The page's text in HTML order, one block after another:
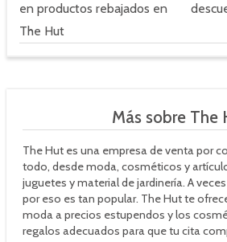
en productos rebajados en
The Hut
Más sobre The
The Hut es una empresa de venta por
todo, desde moda, cosméticos y
juguetes y material de jardinería. A
por eso es tan popular. The Hut te
moda a precios estupendos y los
regalos adecuados para que tu cita